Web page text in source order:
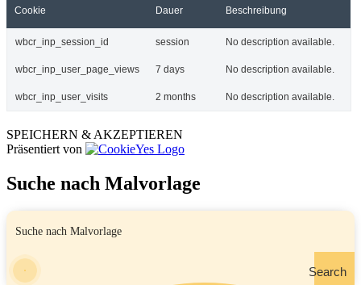
Cookie Dauer Beschreibung
wbcr_inp_session_id session No description available.
wbcr_inp_user_page_views 7 days No description available.
wbcr_inp_user_visits 2 months No description available.
SPEICHERN & AKZEPTIEREN
Präsentiert von
Suche nach Malvorlage
Search